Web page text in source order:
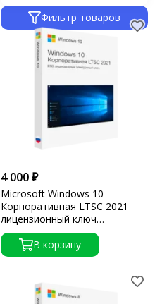
Фильтр товаров
4 000 ₽
Microsoft Windows 10
Корпоративная LTSC 2021
лицензионный ключ
активации
В корзину